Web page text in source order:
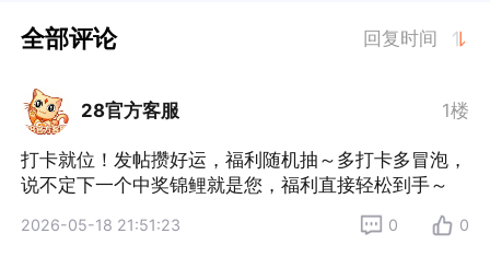
全部评论 回复时间
28官方客服 1楼
打卡就位！发帖攒好运，福利随机抽～多打卡多冒泡，
说不定下一个中奖锦鲤就是您，福利直接轻松到手～
2026-05-18 21:51:23 0 0